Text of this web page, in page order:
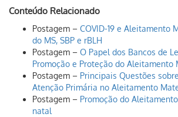
Conteúdo Relacionado
Postagem – COVID-19 e Aleitamento
do MS, SBP e rBLH
Postagem – O Papel dos Bancos de
Promoção e Proteção do Aleitamento
Postagem – Principais Questões
Atenção Primária no Aleitamento
Postagem – Promoção do
natal